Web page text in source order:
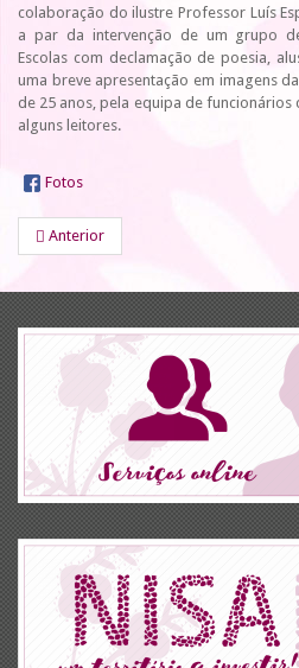
colaboração do ilustre Professor Luís
a par da intervenção de um grupo
Escolas com declamação de poesia,
uma breve apresentação em imagens
de 25 anos, pela equipa de funcionários
alguns leitores.
Fotos
Anterior